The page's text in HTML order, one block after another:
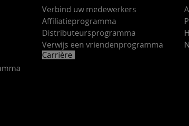
Verbind uw medewerkers
Affiliatieprogramma
Distributeursprogramma
Verwijs een vriendenprogramma
Carrière